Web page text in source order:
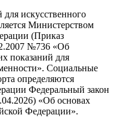
искусственного
Министерством
(Приказ
№736 «Об
показаний для
Социальные
определяются
Федеральный закон
«Об основах
Федерации».